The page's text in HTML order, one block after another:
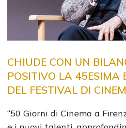
CHIUDE CON UN
POSITIVO LA 45ESIMA
DEL FESTIVAL DI
“50 Giorni di Cinema a